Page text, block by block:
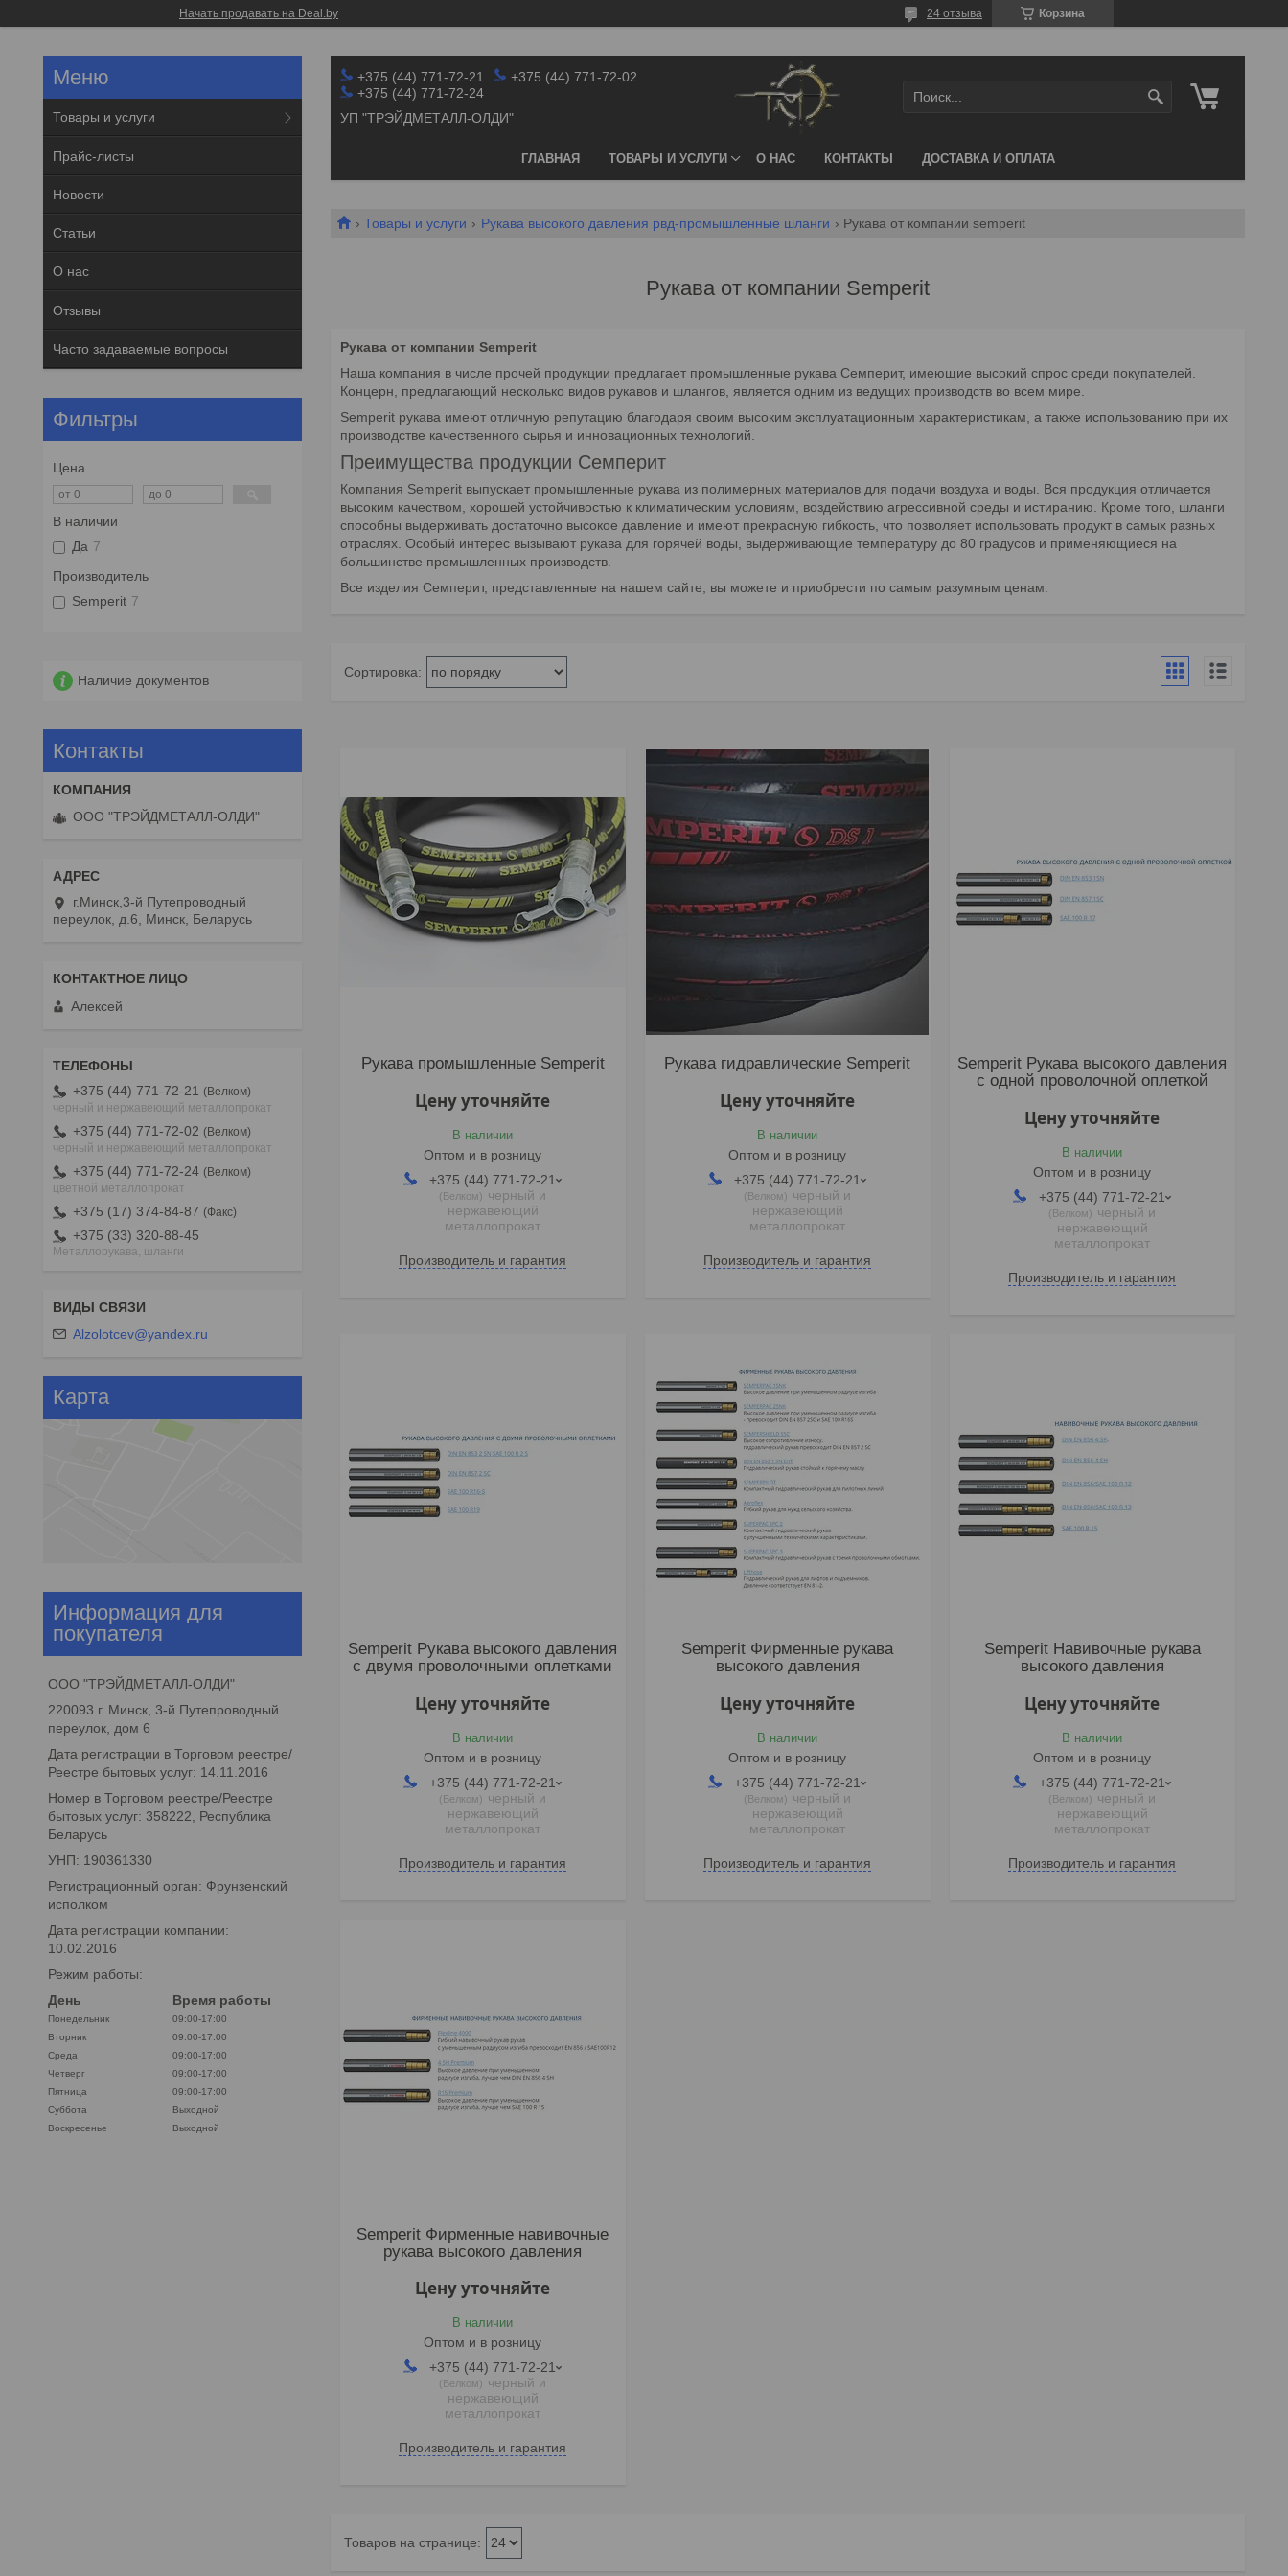
Начать продавать на Deal.by Корзина
24 отзыва
+375 (44) 771-72-21
+375 (44) 771-72-02
+375 (44) 771-72-24
УП "ТРЭЙДМЕТАЛЛ-ОЛДИ"
ГЛАВНАЯ ТОВАРЫ И УСЛУГИ О НАС КОНТАКТЫ ДОСТАВКА И ОПЛАТА
Товары и услуги Рукава высокого давления рвд-промышленные шланги Рукава от компании semperit
Рукава от компании Semperit
Рукава от компании Semperit
Наша компания в числе прочей продукции предлагает промышленные рукава Семперит, имеющие высокий спрос среди покупателей.
Концерн, предлагающий несколько видов рукавов и шлангов, является одним из ведущих производств во всем мире.
Semperit рукава имеют отличную репутацию благодаря своим высоким эксплуатационным характеристикам, а также использованию при их
производстве качественного сырья и инновационных технологий.
Преимущества продукции Семперит
Компания Semperit выпускает промышленные рукава из полимерных материалов для подачи воздуха и воды. Вся продукция отличается
высоким качеством, хорошей устойчивостью к климатическим условиям, воздействию агрессивной среды и истиранию. Кроме того, шланги
способны выдерживать достаточно высокое давление и имеют прекрасную гибкость, что позволяет использовать продукт в самых разных
отраслях. Особый интерес вызывают рукава для горячей воды, выдерживающие температуру до 80 градусов и применяющиеся на
большинстве промышленных производств.
Все изделия Семперит, представленные на нашем сайте, вы можете и приобрести по самым разумным ценам.
Рукава промышленные Semperit
Цену уточняйте
В наличии
Оптом и в розницу
+375 (44) 771-72-21
Велком
черный и
нержавеющий
металлопрокат
Производитель и гарантия
Рукава гидравлические Semperit
Цену уточняйте
В наличии
Оптом и в розницу
+375 (44) 771-72-21
Велком
черный и
нержавеющий
металлопрокат
Производитель и гарантия
Semperit Рукава высокого давления
с одной проволочной оплеткой
Цену уточняйте
В наличии
Оптом и в розницу
+375 (44) 771-72-21
Велком
черный и
нержавеющий
металлопрокат
Производитель и гарантия
Semperit Рукава высокого давления
с двумя проволочными оплетками
Цену уточняйте
В наличии
Оптом и в розницу
+375 (44) 771-72-21
Велком
черный и
нержавеющий
металлопрокат
Производитель и гарантия
Semperit Фирменные рукава
высокого давления
Цену уточняйте
В наличии
Оптом и в розницу
+375 (44) 771-72-21
Велком
черный и
нержавеющий
металлопрокат
Производитель и гарантия
Semperit Навивочные рукава
высокого давления
Цену уточняйте
В наличии
Оптом и в розницу
+375 (44) 771-72-21
Велком
черный и
нержавеющий
металлопрокат
Производитель и гарантия
Semperit Фирменные навивочные
рукава высокого давления
Цену уточняйте
В наличии
Оптом и в розницу
+375 (44) 771-72-21
Велком
черный и
нержавеющий
металлопрокат
Производитель и гарантия
Товары и услуги
Прайс-листы
Новости
Статьи
О нас
Отзывы
Часто задаваемые вопросы
Фильтры
Цена
В наличии
Да 7
Производитель
Semperit 7
Наличие документов
Контакты
ООО "ТРЭЙДМЕТАЛЛ-ОЛДИ"
г.Минск,3-й Путепроводный
переулок, д.6, Минск, Беларусь
Алексей
+375 (44) 771-72-21
Велком
черный и нержавеющий металлопрокат
+375 (44) 771-72-02
Велком
черный и нержавеющий металлопрокат
+375 (44) 771-72-24
Велком
цветной металлопрокат
+375 (17) 374-84-87 Факс
+375 (33) 320-88-45
Металлорукава, шланги
Alzolotcev@yandex.ru
Карта
Информация для
покупателя
ООО "ТРЭЙДМЕТАЛЛ-ОЛДИ"
220093 г. Минск, 3-й Путепроводный
переулок, дом 6
Дата регистрации в Торговом реестре/
Реестре бытовых услуг: 14.11.2016
Номер в Торговом реестре/Реестре
бытовых услуг: 358222, Республика
Беларусь
УНП: 190361330
Регистрационный орган: Фрунзенский
исполком
Дата регистрации компании:
10.02.2016
Режим работы:
День
Время работы
Понедельник
09:00-17:00
Вторник
09:00-17:00
Среда
09:00-17:00
Четверг
09:00-17:00
Пятница
09:00-17:00
Суббота
Выходной
Воскресенье
Выходной